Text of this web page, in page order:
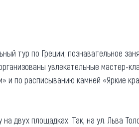
тур по Греции; познавательное
увлекательные мастер-
и по расписыванию камней «Яркие
двух площадках. Так, на ул. Льва